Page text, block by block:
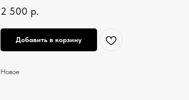
2 500 р.
Добавить в корзину
Новое